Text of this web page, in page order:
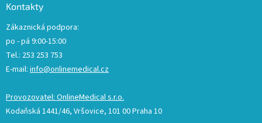
Kontakty
Zákaznická podpora:
po - pá 9:00-15:00
Tel.: 253 253 753
E-mail: info@onlinemedical.cz
Provozovatel: OnlineMedical s.r.o.
Kodaňská 1441/46, Vršovice, 101 00 Praha 10